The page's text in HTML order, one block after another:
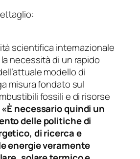
scientifica internazionale
necessità di un rapido
modello di
misura fondato sul
fossili e di risorse
«È necessario quindi un
delle politiche di
di ricerca e
energie veramente